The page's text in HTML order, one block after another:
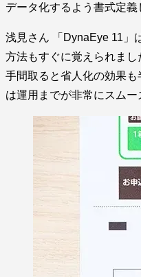
データ化するよう書式定義
浅見さん 「DynaEye 11」
方法もすぐに覚えられま
手間取ると省人化の効果も
は運用までが非常にスムー